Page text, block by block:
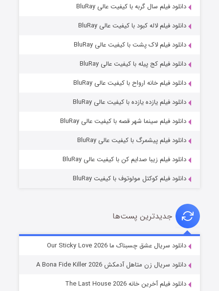
قسمت۶ (زیرنویس) منتشر شد
شوهر
دانلود فیلم سال گربه با کیفیت عالی BluRay
دانلود فیلم لاله کبود با کیفیت عالی BluRay
دانلود فیلم لاک پشت با کیفیت عالی BluRay
دانلود فیلم کج‌ پیله با کیفیت عالی BluRay
دانلود فیلم خانه ارواح با کیفیت عالی BluRay
دانلود فیلم یازده یازده با کیفیت عالی BluRay
دانلود فیلم سینما شهر قصه با کیفیت عالی BluRay
دانلود فیلم پیشمرگ با کیفیت عالی BluRay
دانلود فیلم زیبا صدایم کن با کیفیت عالی BluRay
دانلود فیلم کوکتل مولوتوف با کیفیت BluRay
جدیدترین پست‌ها
دانلود سریال عشق چسبناک ما Our Sticky Love 2026
دانلود سریال زن متاهل آدمکش A Bona Fide Killer 2026
دانلود فیلم آخرین خانه The Last House 2026